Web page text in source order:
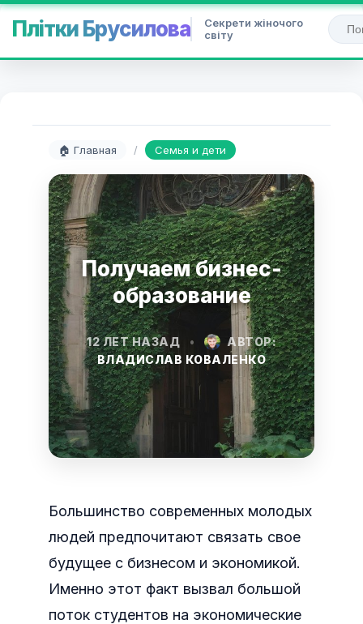
Плітки Брусилова
Секрети жіночого
світу
🏠 Главная / Семья и дети
Получаем бизнес-
образование
12 ЛЕТ НАЗАД •
АВТОР:
ВЛАДИСЛАВ КОВАЛЕНКО
Большинство современных молодых
людей предпочитают связать свое
будущее с бизнесом и экономикой.
Именно этот факт вызвал большой
поток студентов на экономические